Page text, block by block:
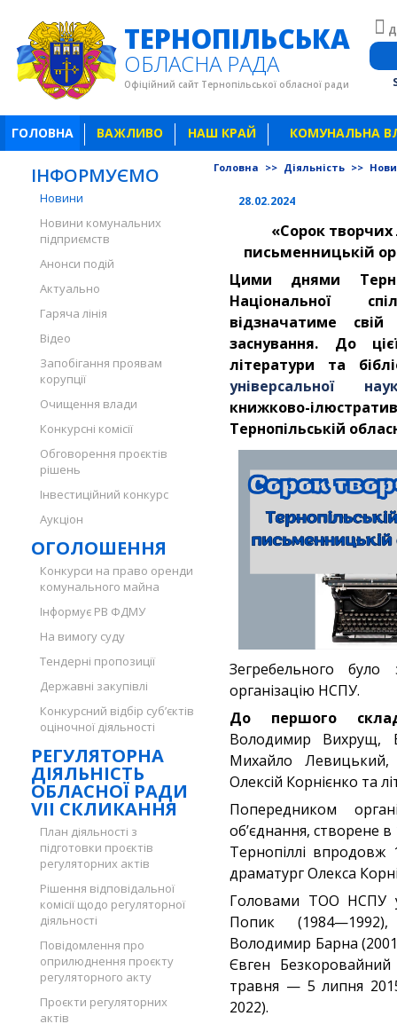
ТЕРНОПІЛЬСЬКА
ОБЛАСНА РАДА
Офіційний сайт Тернопільської обласної ради
ГОЛОВНА ВАЖЛИВО НАШ КРАЙ КОМУНАЛЬНА
ІНФОРМУЄМО
Новини
Новини комунальних
підприємств
Анонси подій
Актуально
Гаряча лінія
Відео
Запобігання проявам
корупції
Очищення влади
Конкурсні комісії
Обговорення проєктів
рішень
Інвестиційний конкурс
Аукціон
ОГОЛОШЕННЯ
Конкурси на право оренди
комунального майна
Інформує РВ ФДМУ
На вимогу суду
Тендерні пропозиції
Державні закупівлі
Конкурсний відбір суб’єктів
оціночної діяльності
РЕГУЛЯТОРНА
ДІЯЛЬНІСТЬ
ОБЛАСНОЇ РАДИ
VII СКЛИКАННЯ
План діяльності з
підготовки проєктів
регуляторних актів
Рішення відповідальної
комісії щодо регуляторної
діяльності
Повідомлення про
оприлюднення проєкту
регуляторного акту
Проєкти регуляторних
актів
Головна >> Діяльність >>
28.02.2024
«Сорок творчих
письменницькій
Цими днями
Національної
відзначатиме
заснування. До
літератури та
універсальної
книжково-
Тернопільській
Зегребельного було
організацію НСПУ.
До першого
Володимир Вихрущ,
Михайло Левицький,
Олексій Корнієнко та
Попередником
об’єднання, створене в
Тернопіллі впродовж
драматург Олекса
Головами ТОО НСПУ у
Попик
Володимир Барна
Євген
травня — 5 липня
2022).